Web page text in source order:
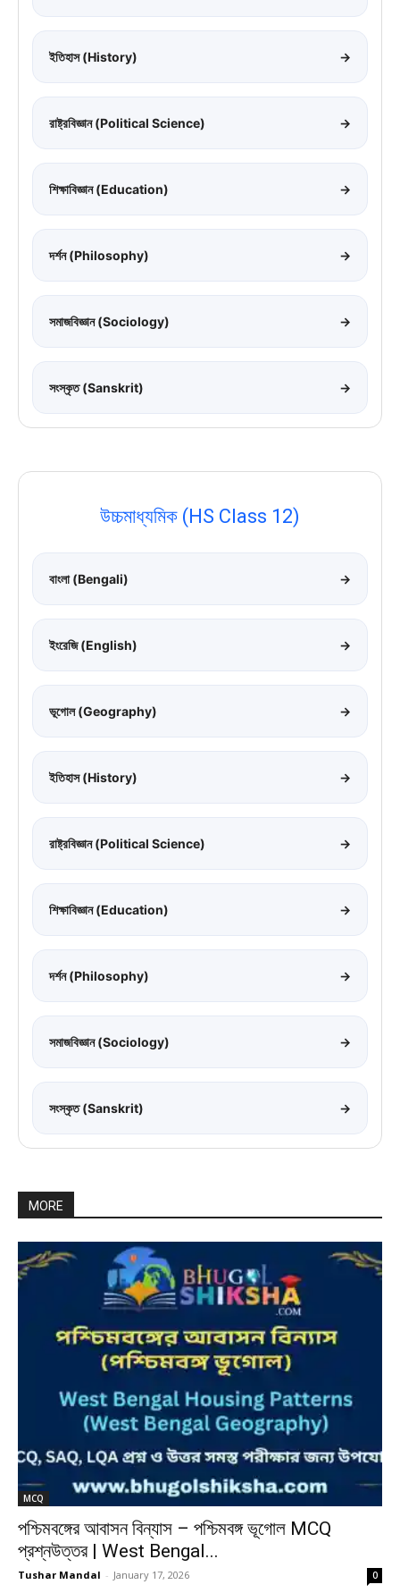
ইতিহাস (History) →
রাষ্ট্রবিজ্ঞান (Political Science) →
শিক্ষাবিজ্ঞান (Education) →
দর্শন (Philosophy) →
সমাজবিজ্ঞান (Sociology) →
সংস্কৃত (Sanskrit) →
উচ্চমাধ্যমিক (HS Class 12)
বাংলা (Bengali) →
ইংরেজি (English) →
ভূগোল (Geography) →
ইতিহাস (History) →
রাষ্ট্রবিজ্ঞান (Political Science) →
শিক্ষাবিজ্ঞান (Education) →
দর্শন (Philosophy) →
সমাজবিজ্ঞান (Sociology) →
সংস্কৃত (Sanskrit) →
MORE
MCQ
পশ্চিমবঙ্গের আবাসন বিন্যাস – পশ্চিমবঙ্গ ভূগোল MCQ
প্রশ্নউত্তর | West Bengal...
Tushar Mandal - January 17, 2026 0